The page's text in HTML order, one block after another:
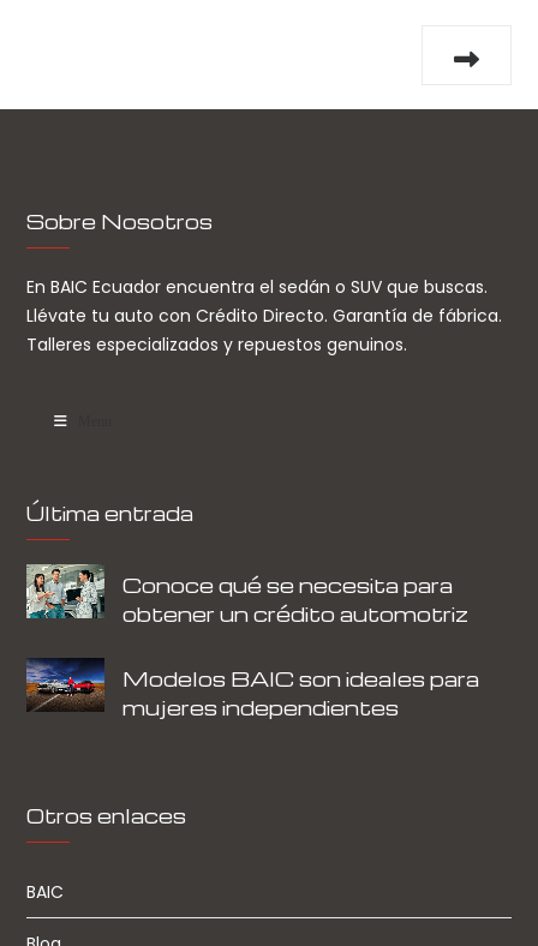
Sobre Nosotros
En BAIC Ecuador encuentra el sedán o SUV que buscas.
Llévate tu auto con Crédito Directo. Garantía de fábrica.
Talleres especializados y repuestos genuinos.
Última entrada
Conoce qué se necesita para
obtener un crédito automotriz
Modelos BAIC son ideales para
mujeres independientes
Otros enlaces
BAIC